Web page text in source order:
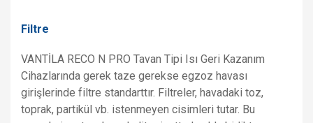
Filtre
VANTİLA RECO N PRO Tavan Tipi Isı Geri Kazanım
Cihazlarında gerek taze gerekse egzoz havası
girişlerinde filtre standarttır. Filtreler, havadaki toz,
toprak, partikül vb. istenmeyen cisimleri tutar. Bu